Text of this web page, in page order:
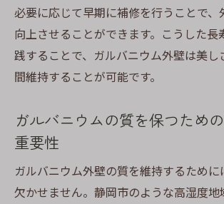
必要に応じて早期に補修を行うことで、
向上させることができます。こうした長
践することで、ガルバニウム外壁は美し
間維持することが可能です。
ガルバニウムの質を保つため
重要性
ガルバニウム外壁の質を維持するため
欠かせません。静岡市のような高湿度地